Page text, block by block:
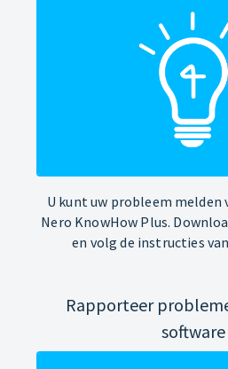
U kunt uw probleem melden
Nero KnowHow Plus.
en volg de instructies
Rapporteer
software